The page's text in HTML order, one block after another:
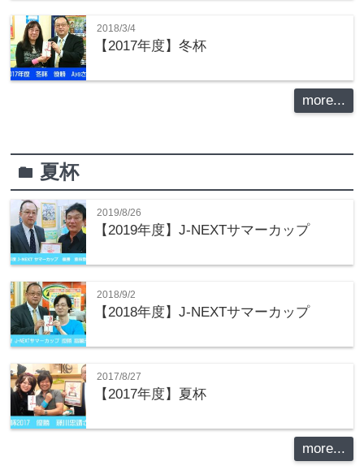
2018/3/4
【2017年度】冬杯
more...
folder 夏杯
2019/8/26
【2019年度】J-NEXTサマーカップ
2018/9/2
【2018年度】J-NEXTサマーカップ
2017/8/27
【2017年度】夏杯
more...